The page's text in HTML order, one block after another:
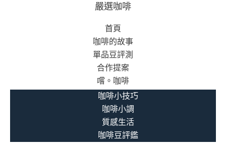
嚴選咖啡
首頁
咖啡的故事
單品豆評測
合作提案
嚐。咖啡
咖啡小技巧
咖啡小調
質感生活
咖啡豆評鑑